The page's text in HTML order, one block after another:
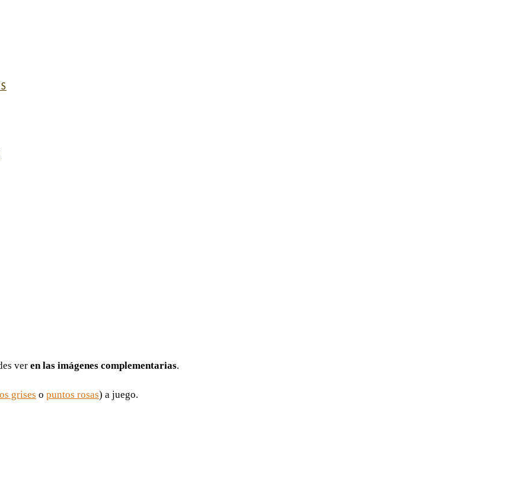
ver en las imágenes complementarias.
grises o puntos rosas) a juego.